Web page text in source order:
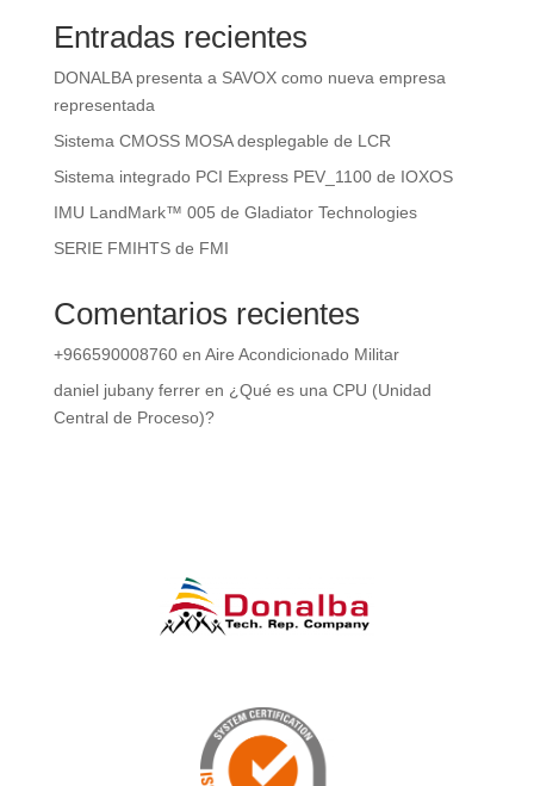
Entradas recientes
DONALBA presenta a SAVOX como nueva empresa
representada
Sistema CMOSS MOSA desplegable de LCR
Sistema integrado PCI Express PEV_1100 de IOXOS
IMU LandMark™ 005 de Gladiator Technologies
SERIE FMIHTS de FMI
Comentarios recientes
+966590008760en Aire Acondicionado Militar
daniel jubany ferreren ¿Qué es una CPU (Unidad
Central de Proceso)?